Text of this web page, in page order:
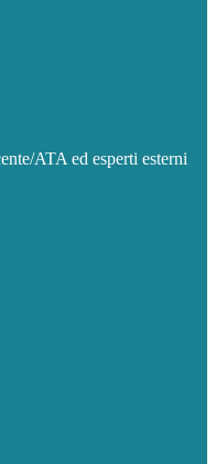
ATA ed esperti esterni